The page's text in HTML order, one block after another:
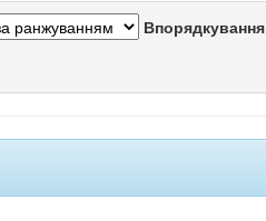
Впорядкування